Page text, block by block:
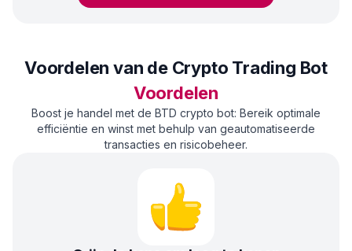
Voordelen van de Crypto Trading Bot
Voordelen
Boost je handel met de BTD crypto bot: Bereik optimale
efficiëntie en winst met behulp van geautomatiseerde
transacties en risicobeheer.